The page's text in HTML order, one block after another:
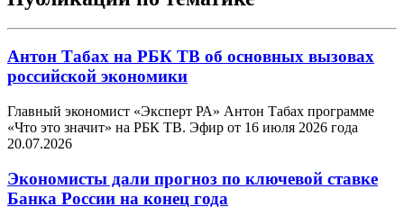
Антон Табах на РБК ТВ об основных вызовах
российской экономики
Главный экономист «Эксперт РА» Антон Табах программе
«Что это значит» на РБК ТВ. Эфир от 16 июля 2026 года
20.07.2026
Экономисты дали прогноз по ключевой ставке
Банка России на конец года